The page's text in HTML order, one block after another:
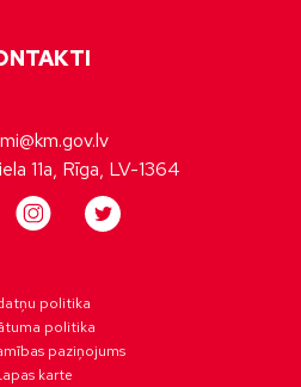
11a, Rīga, LV-1364
politika
politika
paziņojums
karte